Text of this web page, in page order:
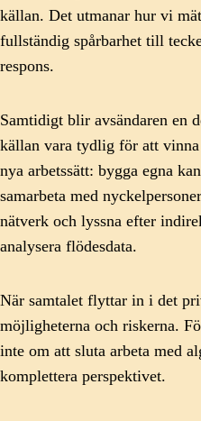
källan. Det utmanar hur vi
fullständig spårbarhet till
respons.
Samtidigt blir avsändaren en
källan vara tydlig för att
nya arbetssätt: bygga egna
samarbeta med
nätverk och lyssna efter
analysera flödesdata.
När samtalet flyttar in i det
möjligheterna och riskerna.
inte om att sluta arbeta med
komplettera perspektivet.